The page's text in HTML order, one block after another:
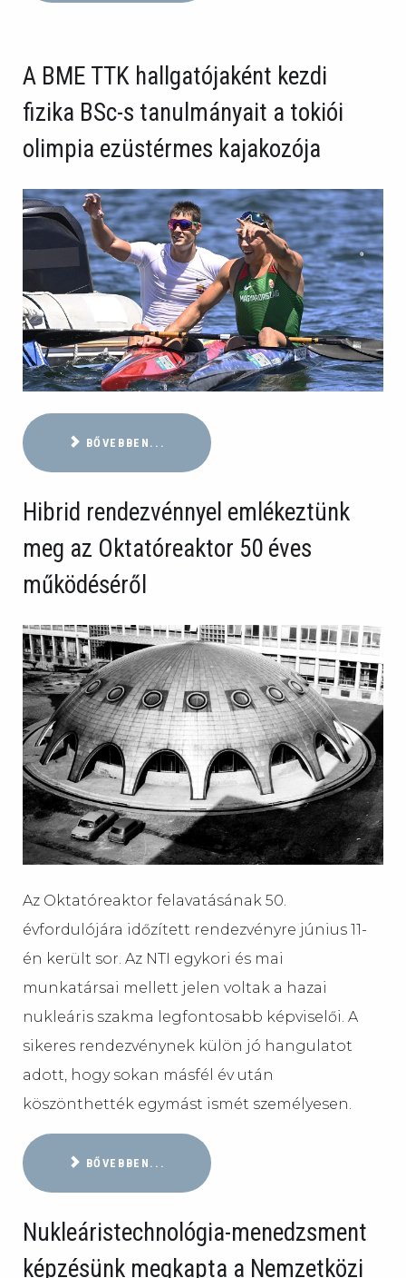
A BME TTK hallgatójaként kezdi
fizika BSc-s tanulmányait a tokiói
olimpia ezüstérmes kajakozója
BŐVEBBEN...
Hibrid rendezvénnyel emlékeztünk
meg az Oktatóreaktor 50 éves
működéséről
Az Oktatóreaktor felavatásának 50.
évfordulójára időzített rendezvényre június 11-
én került sor. Az NTI egykori és mai
munkatársai mellett jelen voltak a hazai
nukleáris szakma legfontosabb képviselői. A
sikeres rendezvénynek külön jó hangulatot
adott, hogy sokan másfél év után
köszönthették egymást ismét személyesen.
BŐVEBBEN...
Nukleáristechnológia-menedzsment
képzésünk megkapta a Nemzetközi